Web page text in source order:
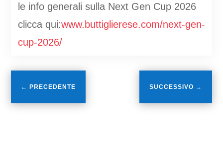
le info generali sulla Next Gen Cup 2026
clicca qui:www.buttiglierese.com/next-gen-
cup-2026/
←PRECEDENTE SUCCESSIVO →